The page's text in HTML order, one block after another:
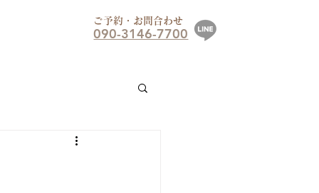
090-3146-7700
ご予約・お問合わせ